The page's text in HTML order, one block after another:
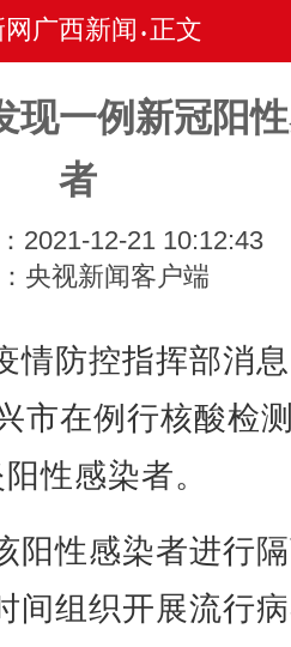
网广西新闻 • 正文
现一例新冠阳
者
2021-12-21 10:12:43
央视新闻客户端
防控指挥部消
市在例行核酸检
性感染者。
性感染者进行
间组织开展流行